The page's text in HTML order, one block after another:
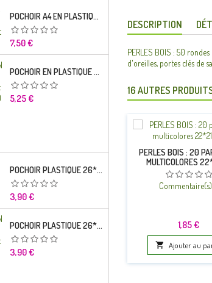
POCHOIR A4 EN PLASTIQUE MYLAR ALPHABET ARABE 25 MM
Prix
7,50 €
POCHOIR EN PLASTIQUE MYLAR FORMAT A4 (21*29.7CM) ALPHABET GERMANICA LETTRES MINUSCULES
Prix
5,25 €
POCHOIR PLASTIQUE 26*18CM : OISEAU ET FLEUR
Prix
3,90 €
POCHOIR PLASTIQUE 26*18CM : ALPHABET (03)
Prix
3,90 €
DESCRIPTION
PERLES BOIS : 50
d'oreilles, portes clés de
16 AUTRES
PERLES BOIS : 20
MULTICOLORES
Prix
1,85 €
 Ajouter au